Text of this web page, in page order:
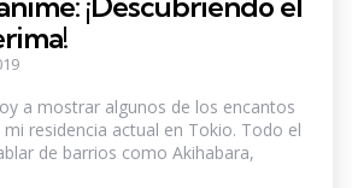
a mostrar algunos de los encantos
residencia actual en Tokio. Todo el
de barrios como Akihabara,